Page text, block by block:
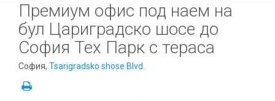
Премиум офис под наем на
бул Цариградско шосе до
София Тех Парк с тераса
София, Tsarigradsko shose Blvd.